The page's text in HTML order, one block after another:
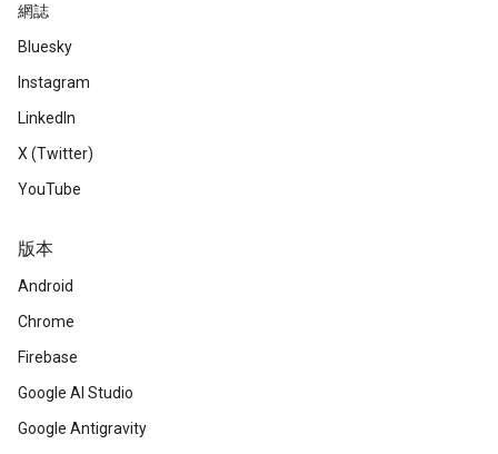
網誌
Bluesky
Instagram
LinkedIn
X (Twitter)
YouTube
版本
Android
Chrome
Firebase
Google AI Studio
Google Antigravity